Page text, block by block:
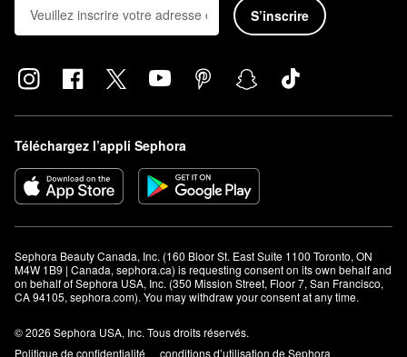
S’inscrire
Téléchargez l’appli Sephora
Sephora Beauty Canada, Inc. (160 Bloor St. East Suite 1100 Toronto, ON
M4W 1B9 | Canada, sephora.ca) is requesting consent on its own behalf and
on behalf of Sephora USA, Inc. (350 Mission Street, Floor 7, San Francisco,
CA 94105, sephora.com). You may withdraw your consent at any time.
© 2026 Sephora USA, Inc. Tous droits réservés.
Politique de confidentialité
conditions d’utilisation de Sephora